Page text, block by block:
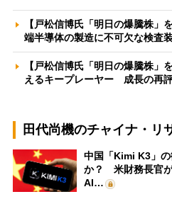
【戸松信博氏「明日の爆騰株」
端半導体の製造に不可欠な検査
【戸松信博氏「明日の爆騰株」
えるキープレーヤー 成長の再
田代尚機のチャイナ・リ
中国「Kimi K3」
か？ 米財務長官
AI…